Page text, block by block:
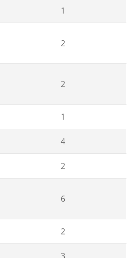
1
2
2
1
4
2
6
2